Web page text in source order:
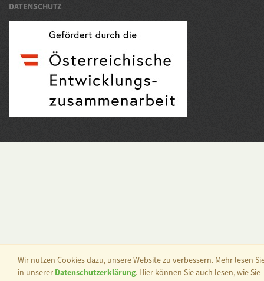
DATENSCHUTZ
Wir nutzen Cookies dazu, unsere Website zu verbessern. Mehr lesen
in unserer Datenschutzerklärung. Hier können Sie auch lesen, wie Sie